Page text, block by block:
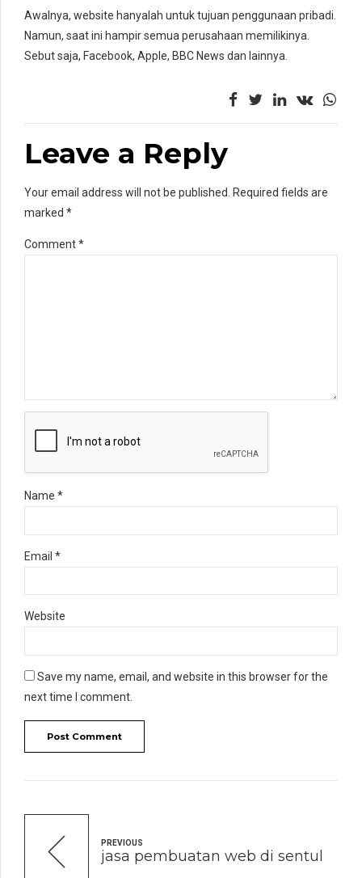
Awalnya, website hanyalah untuk tujuan penggunaan pribadi.
Namun, saat ini hampir semua perusahaan memilikinya.
Sebut saja, Facebook, Apple, BBC News dan lainnya.
Leave a Reply
Your email address will not be published. Required fields are
marked *
Comment*
Name *
Email *
Website
Save my name, email, and website in this browser for the
next time I comment.
Post Comment
PREVIOUS
jasa pembuatan web di sentul